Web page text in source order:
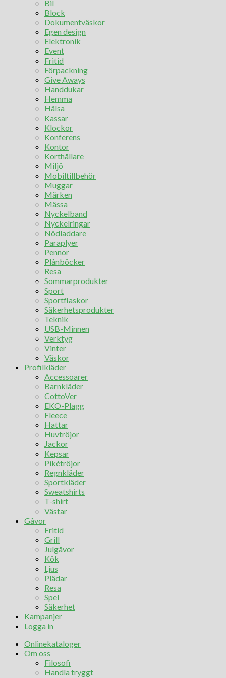
Bil
Block
Dokumentväskor
Egen design
Elektronik
Event
Fritid
Förpackning
Give Aways
Handdukar
Hemma
Hälsa
Kassar
Klockor
Konferens
Kontor
Korthållare
Miljö
Mobiltillbehör
Muggar
Märken
Mässa
Nyckelband
Nyckelringar
Nödladdare
Paraplyer
Pennor
Plånböcker
Resa
Sommarprodukter
Sport
Sportflaskor
Säkerhetsprodukter
Teknik
USB-Minnen
Verktyg
Vinter
Väskor
Profilkläder
Accessoarer
Barnkläder
CottoVer
EKO-Plagg
Fleece
Hattar
Huvtröjor
Jackor
Kepsar
Pikétröjor
Regnkläder
Sportkläder
Sweatshirts
T-shirt
Västar
Gåvor
Fritid
Grill
Julgåvor
Kök
Ljus
Plädar
Resa
Spel
Säkerhet
Kampanjer
Logga in
Onlinekataloger
Om oss
Filosofi
Handla tryggt